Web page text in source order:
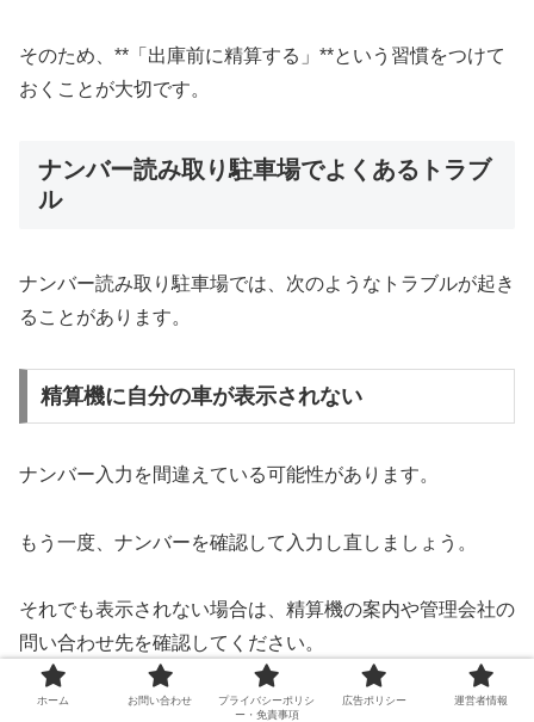
そのため、**「出庫前に精算する」**という習慣をつけて
おくことが大切です。
ナンバー読み取り駐車場でよくあるトラブ
ル
ナンバー読み取り駐車場では、次のようなトラブルが起き
ることがあります。
精算機に自分の車が表示されない
ナンバー入力を間違えている可能性があります。
もう一度、ナンバーを確認して入力し直しましょう。
それでも表示されない場合は、精算機の案内や管理会社の
問い合わせ先を確認してください。
ホーム お問い合わせ
プライバシーポリシ
ー・免責事項
広告ポリシー 運営者情報